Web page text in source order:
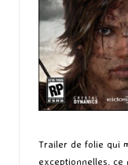
Trailer de folie qui
exceptionnelles, ce